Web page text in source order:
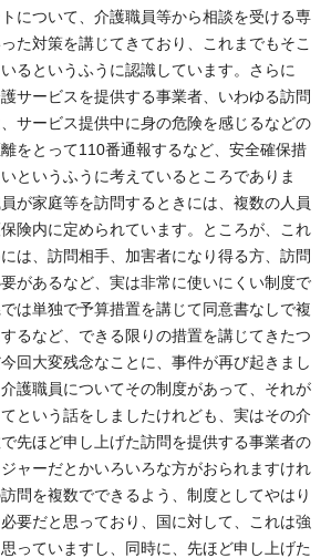
について、介護職員等から相談を受ける専
た対策を講じてきており、これまでもそこ
るというふうに認識しています。さらに
サービスを提供する事業者、いわゆる訪問
サービス提供中に身の危険を感じるなどの
をとって110番通報するなど、安全確保措
というふうに考えているところでありま
が家庭等を訪問するときには、複数の人員
険内に定められています。ところが、これ
は、訪問相手、加害者になり得る方、訪問
があるなど、実は非常に使いにくい制度で
は単独で予算措置を講じて同意書なしで複
るなど、できる限りの措置を講じてきたつ
回大変残念なことに、事件が再び起きまし
護職員についてその制度があって、それが
という話をしましたけれども、実はその介
先ほど申し上げた訪問を提供する事業者の
ャーだとかいろいろな方がおられますけれ
問を複数でできるよう、制度としてやはり
要だと思っており、国に対して、これは強
っていますし、同時に、先ほど申し上げた